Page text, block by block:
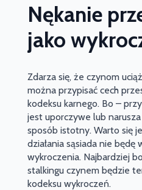
Nękanie
jako
Zdarza się, że czynom
można przypisać cech
kodeksu karnego. Bo –
jest uporczywe lub
sposób istotny. Warto się
działania sąsiada nie będę
wykroczenia. Najbardziej
stalkingu czynem będzie
kodeksu wykroczeń.